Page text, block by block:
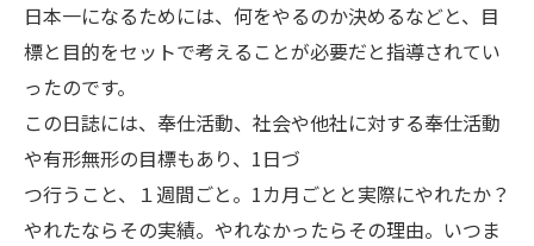
日本一になるためには、何をやるのか決めるなどと、目
標と目的をセットで考えることが必要だと指導されてい
ったのです。
この日誌には、奉仕活動、社会や他社に対する奉仕活動
や有形無形の目標もあり、1日づ
つ行うこと、１週間ごと。1カ月ごとと実際にやれたか？
やれたならその実績。やれなかったらその理由。いつま